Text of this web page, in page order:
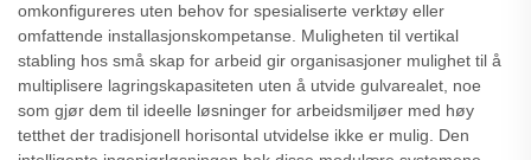
omkonfigureres uten behov for spesialiserte verktøy eller
omfattende installasjonskompetanse. Muligheten til vertikal
stabling hos små skap for arbeid gir organisasjoner mulighet til å
multiplisere lagringskapasiteten uten å utvide gulvarealet, noe
som gjør dem til ideelle løsninger for arbeidsmiljøer med høy
tetthet der tradisjonell horisontal utvidelse ikke er mulig. Den